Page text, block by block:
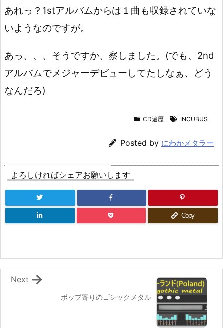
あれっ？1stアルバムからは１曲も収録されていな
いようなのですが。
あっ、、、そうですか、察しました。(でも、2nd
アルバムでメジャーデビューしてたしなぁ、どう
なんだろ)
CD遍歴 INCUBUS
Posted by にわかメタラー
よろしければシェアお願いします
Copy
ポップ寄りのゴシックメタル
Next